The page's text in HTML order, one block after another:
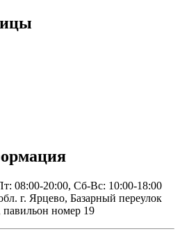
08:00-20:00, Сб-Вс: 10:00-18:00
г. Ярцево, Базарный переулок
номер 19